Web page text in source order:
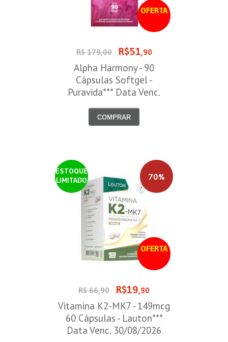
OFERTA
R$ 179,00 R$51,90
Alpha Harmony - 90
Cápsulas Softgel -
Puravida*** Data Venc.
COMPRAR
ESTOQUE
LIMITADO
OFERTA
70%
R$ 66,90 R$19,90
Vitamina K2-MK7 - 149mcg
60 Cápsulas - Lauton***
Data Venc. 30/08/2026